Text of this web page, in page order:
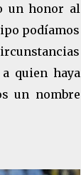
un honor al
podíamos
quien haya
un nombre